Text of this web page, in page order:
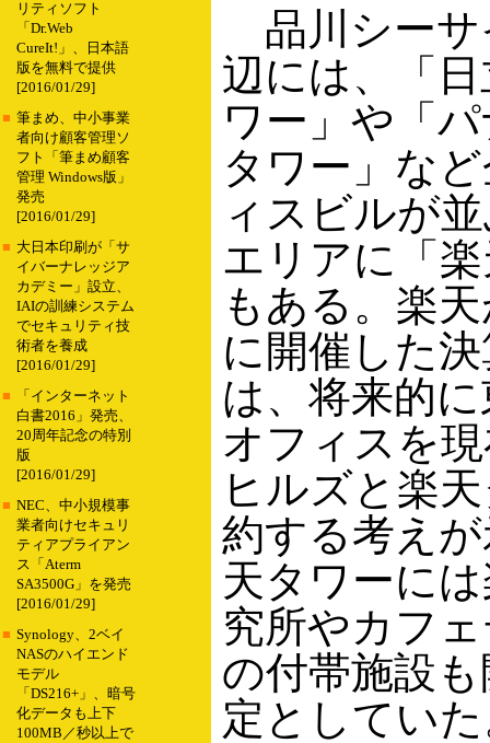
リティソフト
「Dr.Web
CureIt!」、日本語
版を無料で提供
[2016/01/29]
■ 筆まめ、中小事業
者向け顧客管理ソ
フト「筆まめ顧客
管理 Windows版」
発売
[2016/01/29]
■ 大日本印刷が「サ
イバーナレッジア
カデミー」設立、
IAIの訓練システム
でセキュリティ技
術者を養成
[2016/01/29]
■
「インターネット
白書2016」発売、
20周年記念の特別
版
[2016/01/29]
■ NEC、中小規模事
業者向けセキュリ
ティアプライアン
ス「Aterm
SA3500G」を発売
[2016/01/29]
■ Synology、2ベイ
NASのハイエンド
モデル
「DS216+」、暗号
化データも上下
100MB／秒以上で
品川シーサ
辺には、「
ワー」や「
タワー」な
ィスビルが
エリアに「
もある。楽
に開催した
は、将来的
オフィスを
ヒルズと楽
約する考え
天タワーに
究所やカフ
の付帯施設
定としてい